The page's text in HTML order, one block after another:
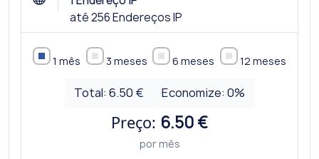
até 256 Endereços IP
1 mês 3 meses 6 meses 12 meses
Total: 6.50 € Economize:0%
Preço: 6.50 €
por mês